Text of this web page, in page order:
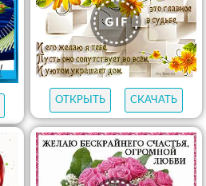
ОТКРЫТЬ СКАЧАТЬ